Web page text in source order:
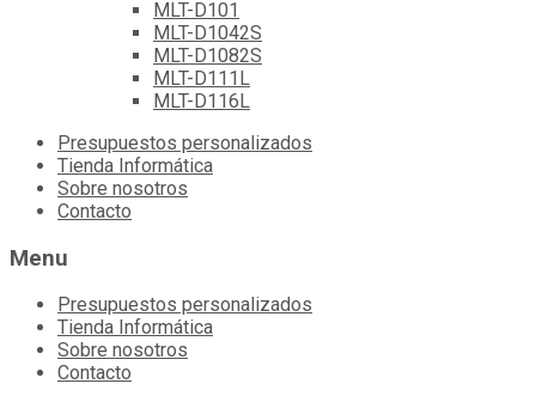
MLT-D101
MLT-D1042S
MLT-D1082S
MLT-D111L
MLT-D116L
Skip
content
Presupuestos personalizados
Tienda Informática
Sobre nosotros
Contacto
Menu
Presupuestos personalizados
Tienda Informática
Sobre nosotros
Contacto